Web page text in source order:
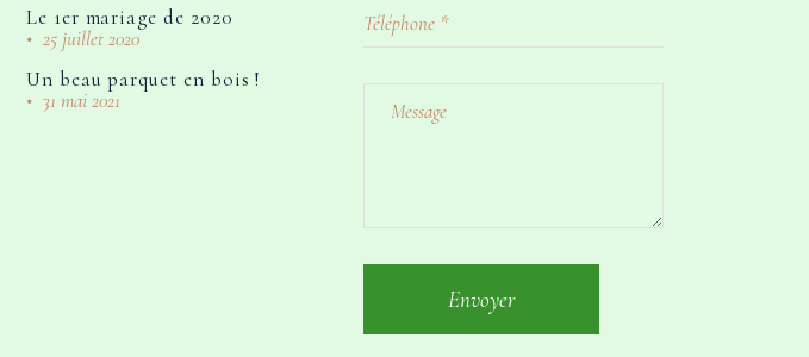
Le 1er mariage de 2020
25 juillet 2020
Un beau parquet en bois !
31 mai 2021
Envoyer